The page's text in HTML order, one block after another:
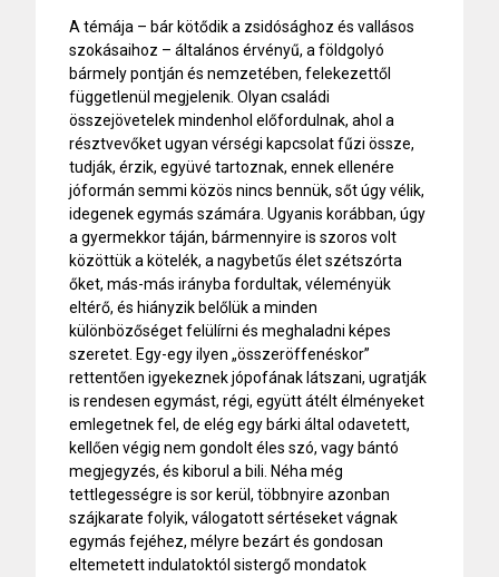
A témája – bár kötődik a zsidósághoz és vallásos
szokásaihoz – általános érvényű, a földgolyó
bármely pontján és nemzetében, felekezettől
függetlenül megjelenik. Olyan családi
összejövetelek mindenhol előfordulnak, ahol a
résztvevőket ugyan vérségi kapcsolat fűzi össze,
tudják, érzik, együvé tartoznak, ennek ellenére
jóformán semmi közös nincs bennük, sőt úgy vélik,
idegenek egymás számára. Ugyanis korábban, úgy
a gyermekkor táján, bármennyire is szoros volt
közöttük a kötelék, a nagybetűs élet szétszórta
őket, más-más irányba fordultak, véleményük
eltérő, és hiányzik belőlük a minden
különbözőséget felülírni és meghaladni képes
szeretet. Egy-egy ilyen „összeröffenéskor”
rettentően igyekeznek jópofának látszani, ugratják
is rendesen egymást, régi, együtt átélt élményeket
emlegetnek fel, de elég egy bárki által odavetett,
kellően végig nem gondolt éles szó, vagy bántó
megjegyzés, és kiborul a bili. Néha még
tettlegességre is sor kerül, többnyire azonban
szájkarate folyik, válogatott sértéseket vágnak
egymás fejéhez, mélyre bezárt és gondosan
eltemetett indulatoktól sistergő mondatok